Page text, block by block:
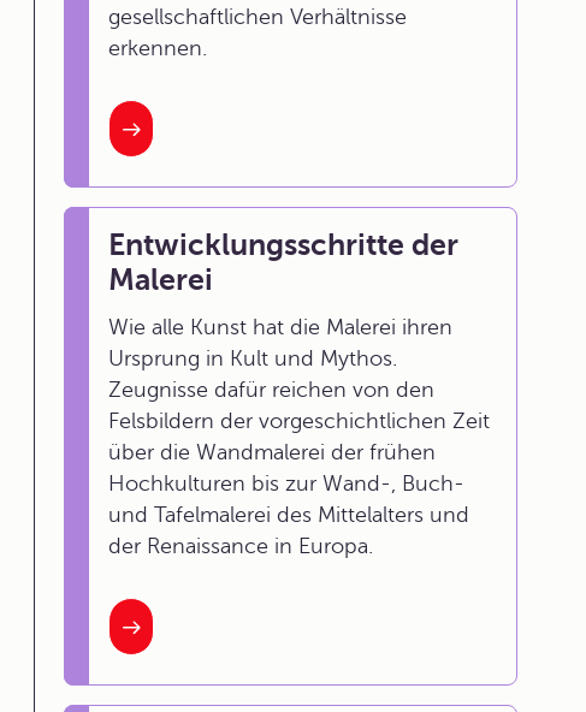
gesellschaftlichen Verhältnisse
erkennen.
Entwicklungsschritte der
Malerei
Wie alle Kunst hat die Malerei ihren
Ursprung in Kult und Mythos.
Zeugnisse dafür reichen von den
Felsbildern der vorgeschichtlichen Zeit
über die Wandmalerei der frühen
Hochkulturen bis zur Wand-, Buch-
und Tafelmalerei des Mittelalters und
der Renaissance in Europa.